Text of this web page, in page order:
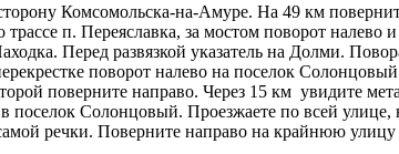
Комсомольска-на-Амуре. На 49 км
п. Переяславка, за мостом поворот
Перед развязкой указатель на Долми.
поворот налево на поселок
поверните направо. Через 15 км увидите
поселок Солонцовый. Проезжаете по всей
речки. Поверните направо на крайнюю